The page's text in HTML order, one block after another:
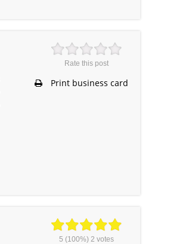
Rate this post
Print business card
5 (100%) 2 votes